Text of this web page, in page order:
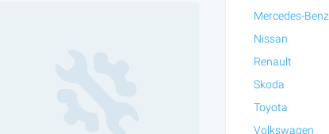
Mercedes-Benz
Nissan
Renault
Skoda
Toyota
Volkswagen